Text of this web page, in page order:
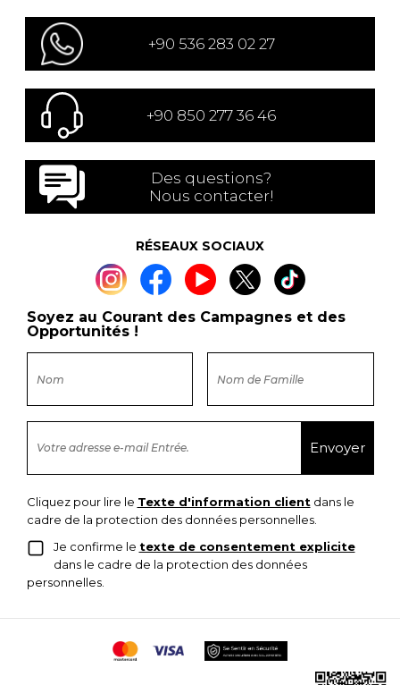
+90 536 283 02 27
+90 850 277 36 46
Des questions?
Nous contacter!
RÉSEAUX SOCIAUX
Soyez au Courant des Campagnes et des
Opportunités !
Cliquez pour lire le Texte d'information clientdans le
cadre de la protection des données personnelles.
Je confirme le texte de consentement explicite
dans le cadre de la protection des données
personnelles.